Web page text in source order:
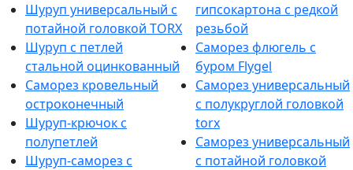
Шуруп универсальный с
потайной головкой TORX
Шуруп с петлей
стальной оцинкованный
Саморез кровельный
остроконечный
Шуруп-крючок с
полупетлей
Шуруп-саморез с
гипсокартона с редкой
резьбой
Саморез флюгель с
буром Flygel
Саморез универсальный
с полукруглой головкой
torx
Саморез универсальный
с потайной головкой